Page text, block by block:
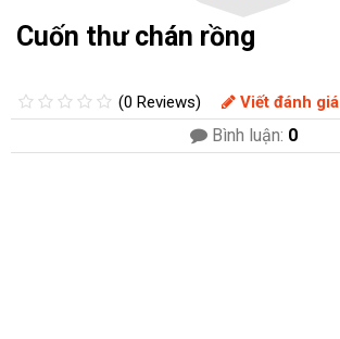
Cuốn thư chán rồng
(0 Reviews) Viết đánh giá
Bình luận: 0